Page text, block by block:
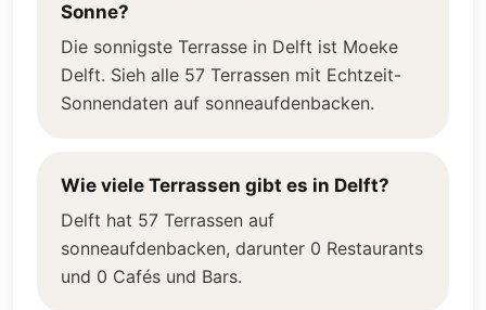
Sonne?
Die sonnigste Terrasse in Delft ist Moeke
Delft. Sieh alle 57 Terrassen mit Echtzeit-
Sonnendaten auf sonneaufdenbacken.
Wie viele Terrassen gibt es in Delft?
Delft hat 57 Terrassen auf
sonneaufdenbacken, darunter 0 Restaurants
und 0 Cafés und Bars.